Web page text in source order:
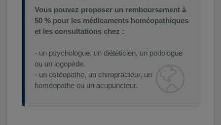
Vous pouvez proposer un remboursement à
50 % pour les médicaments homéopathiques
et les consultations chez :
- un psychologue, un diététicien, un podologue
ou un logopède.
- un ostéopathe, un chiropracteur, un
homéopathe ou un acupuncteur.